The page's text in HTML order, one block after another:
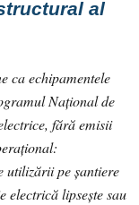
al
ca echipamentele
Național de
fără emisii
utilizării pe șantiere
electrică lipsește sau